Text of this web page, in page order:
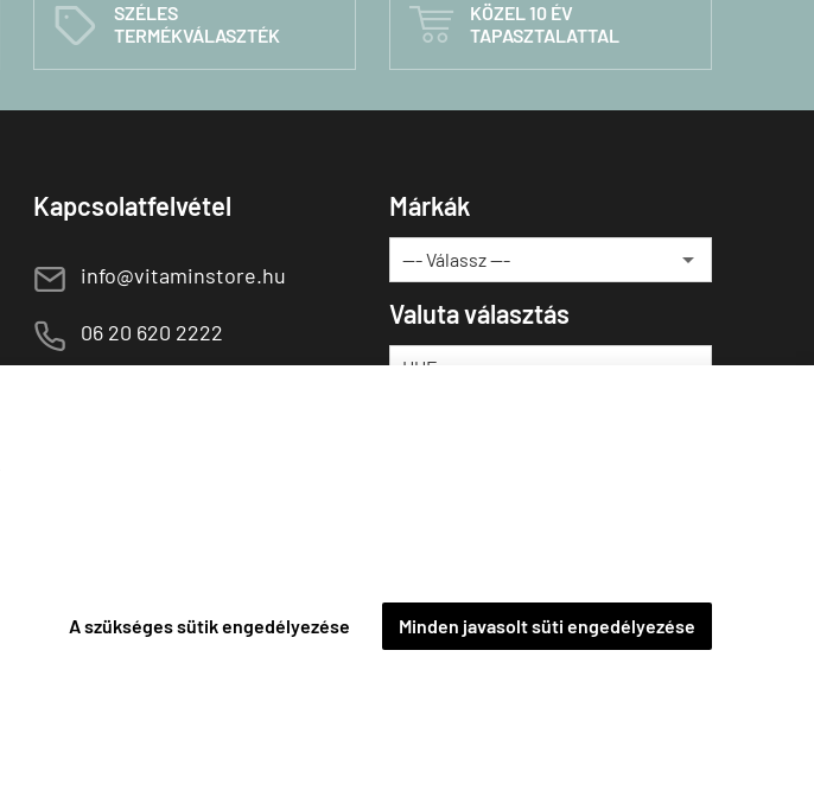
A szükséges sütik engedélyezése Minden javasolt süti engedélyezése
C
SZÉLES
TERMÉKVÁLASZTÉK

KÖZEL 10 ÉV
TAPASZTALATTAL
Kapcsolatfelvétel
E info@vitaminstore.hu
M 06 20 620 2222
Márkák
Valuta választás